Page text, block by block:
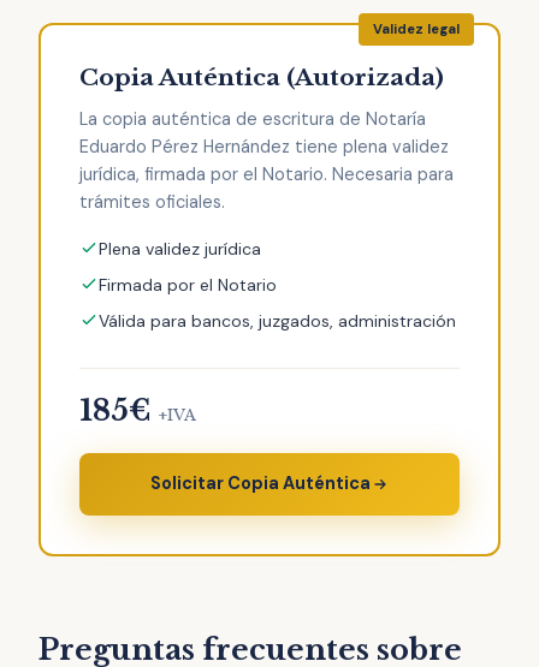
Copia Auténtica (Autorizada)
La copia auténtica de escritura de Notaría
Eduardo Pérez Hernández tiene plena validez
jurídica, firmada por el Notario. Necesaria para
trámites oficiales.
Plena validez jurídica
Firmada por el Notario
Válida para bancos, juzgados, administración
185€ +IVA
Solicitar Copia Auténtica
Preguntas frecuentes sobre